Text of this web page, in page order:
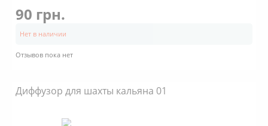
90 грн.
Нет в наличии
Отзывов пока нет
Диффузор для шахты кальяна 01